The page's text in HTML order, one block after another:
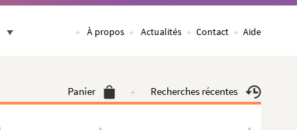
À propos Actualités Contact Aide
Panier Recherches récentes